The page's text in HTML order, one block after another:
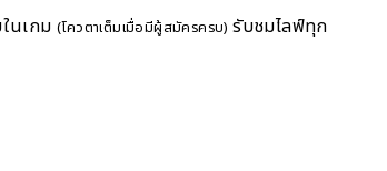
ในเกม(โควตาเต็มเมื่อมีผู้สมัครครบ)รับชมไลฟ์ทุก